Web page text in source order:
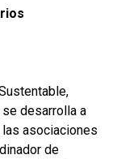
se desarrolla a
asociaciones
de